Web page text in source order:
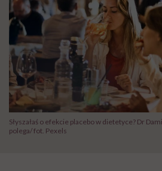
Słyszałaś o efekcie placebo w dietetyce? Dr
polega/ fot. Pexels